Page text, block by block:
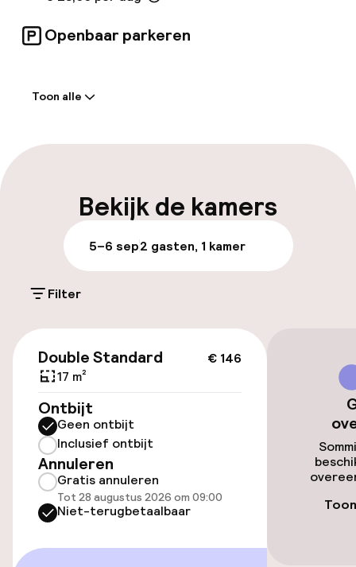
Openbaar parkeren
Laat uitchecken mogelijk
Bagageruimte
Parkeren & mobiliteit
(buiten)
€ 25,00 per dag
Transferservice
Toegankelijkheid
Overal rolstoeltoegankelijk
Toon alle
Bekijk de kamers
5–6 sep2 gasten, 1 kamer
Filter
€ 146
Double Standard
17 m²
Ontbijt
Geen ontbijt
Inclusief ontbijt
Annuleren
Gratis annuleren
Tot 28 augustus 2026 om 09:00
Niet-terugbetaalbaar